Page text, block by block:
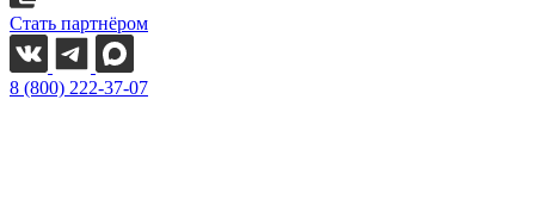
Стать партнёром
8 (800) 222-37-07